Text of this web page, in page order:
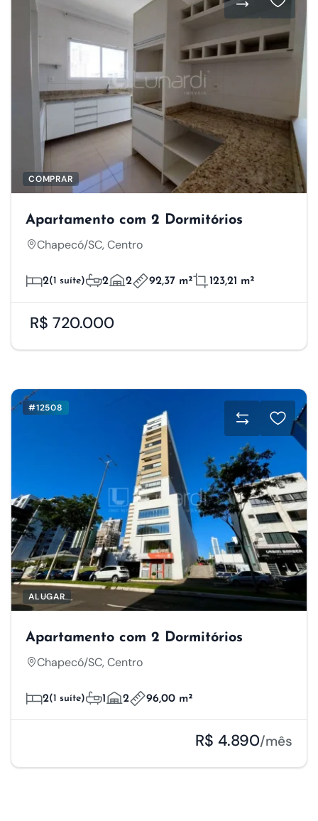
COMPRAR
Apartamento com 2 Dormitórios
Chapecó/SC, Centro
2(1 suíte) 2 2 92,37 m² 123,21 m²
R$ 720.000
#12508
ALUGAR
Apartamento com 2 Dormitórios
Chapecó/SC, Centro
2(1 suíte) 1 2 96,00 m²
R$ 4.890/mês